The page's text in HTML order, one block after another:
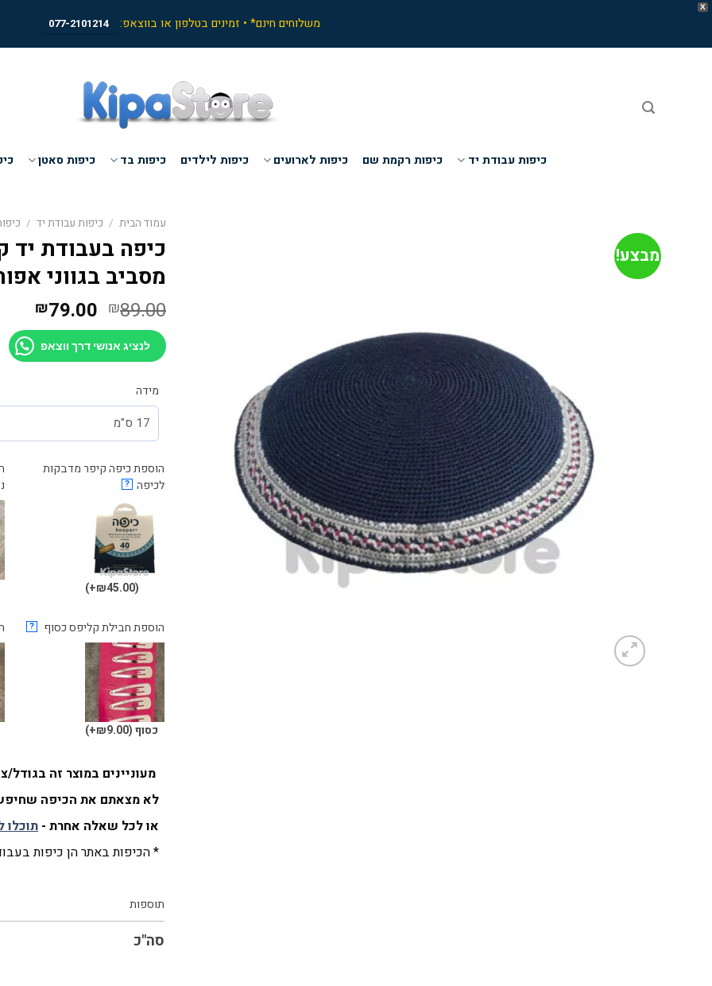
X
משלוחים חינם* • זמינים בטלפון או בווצאפ: 077-2101214
כיפות עבודת יד כיפות רקמת שם כיפות לארועים כיפות לילדים כיפות בד כיפות סאטן
מבצע!
עמוד הבית / כיפות עבודת יד /
כיפה בעבודת יד
מסביב בגווני אפור
₪89.00 המחיר
המקורי
היה:
₪89.00.
₪79.00
הוא: לנציג אנושי דרך ווצאפ
מידה
הוספת כיפה קיפר מדבקות
לכיפה ?
(₪45.00+)
הוספת חבילת קליפס כסוף ?
כסוף(₪9.00+)
מעוניינים במוצר זה
לא מצאתם את הכיפה
או לכל שאלה אחרת - תוכלו
* הכיפות באתר הן כיפות
תוספות
סה"כ